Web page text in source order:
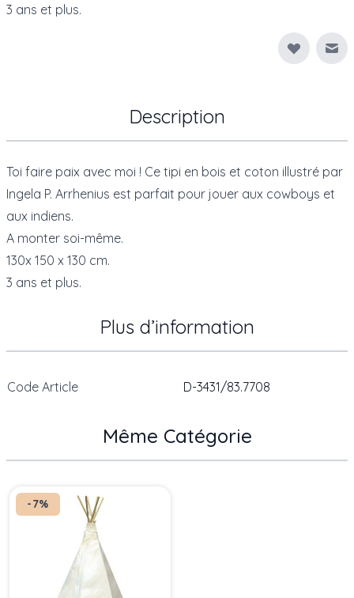
3 ans et plus.
Description
Toi faire paix avec moi ! Ce tipi en bois et coton illustré par
Ingela P. Arrhenius est parfait pour jouer aux cowboys et
aux indiens.
A monter soi-même.
130x 150 x 130 cm.
3 ans et plus.
Plus d’information
Code Article D-3431/83.7708
Même Catégorie
-7%